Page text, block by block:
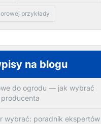
przykłady
na blogu
do ogrodu — jak wybrać
wybrać: poradnik ekspertów